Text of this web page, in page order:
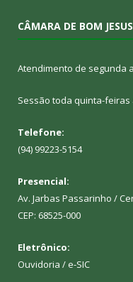
CÂMARA DE BOM
Atendimento de segunda
Sessão toda quinta-feiras
Telefone:
(94) 99223-5154
Presencial:
Av. Jarbas Passarinho /
CEP: 68525-000
Eletrônico:
Ouvidoria / e-SIC